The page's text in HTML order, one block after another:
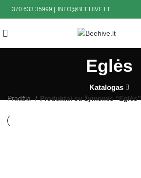
+370 633 35999 INFO@BEEHIVE.LT
Eglės
Katalogas
Pradžia Produktai su žymomis “Eglės”